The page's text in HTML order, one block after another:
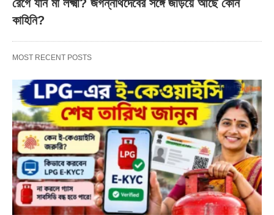
রেগে যান মা লক্ষ্মী? জগন্নাথদেবের সঙ্গে জড়িয়ে আছে কোন
কাহিনি?
MOST RECENT POSTS